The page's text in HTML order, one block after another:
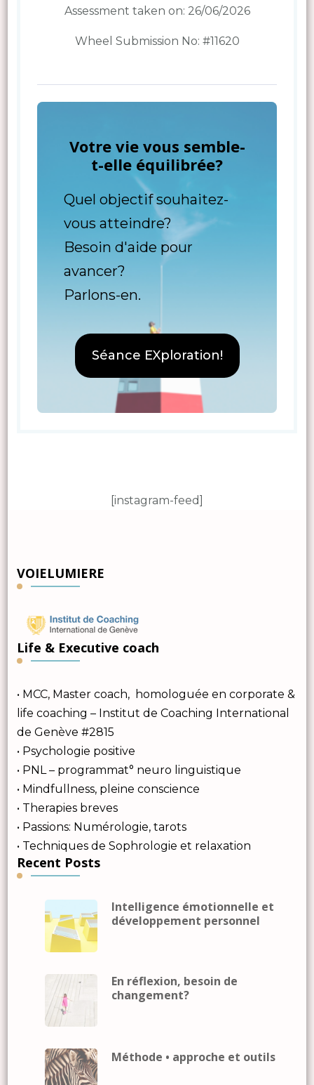
Assessment taken on: 26/06/2026
Wheel Submission No: #11620
Votre vie vous semble-
t-elle équilibrée?
Quel objectif souhaitez-
vous atteindre?
Besoin d'aide pour
avancer?
Parlons-en.
Séance EXploration!
[instagram-feed]
VOIELUMIERE
Life & Executive coach
• MCC, Master coach, homologuée en corporate &
life coaching – Institut de Coaching International
de Genève #2815
• Psychologie positive
• PNL – programmat° neuro linguistique
• Mindfullness, pleine conscience
• Therapies breves
• Passions: Numérologie, tarots
• Techniques de Sophrologie et relaxation
Recent Posts
Intelligence émotionnelle et
développement personnel
En réflexion, besoin de
changement?
Méthode • approche et outils